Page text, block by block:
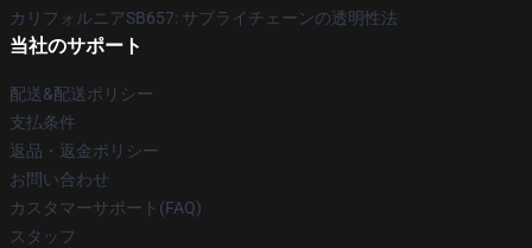
カリフォルニアSB657: サプライチェーンの透明性法
当社のサポート
配送&配送ポリシー
支払条件
返品・返金ポリシー
お問い合わせ
カスタマーサポート(FAQ)
スタッフ